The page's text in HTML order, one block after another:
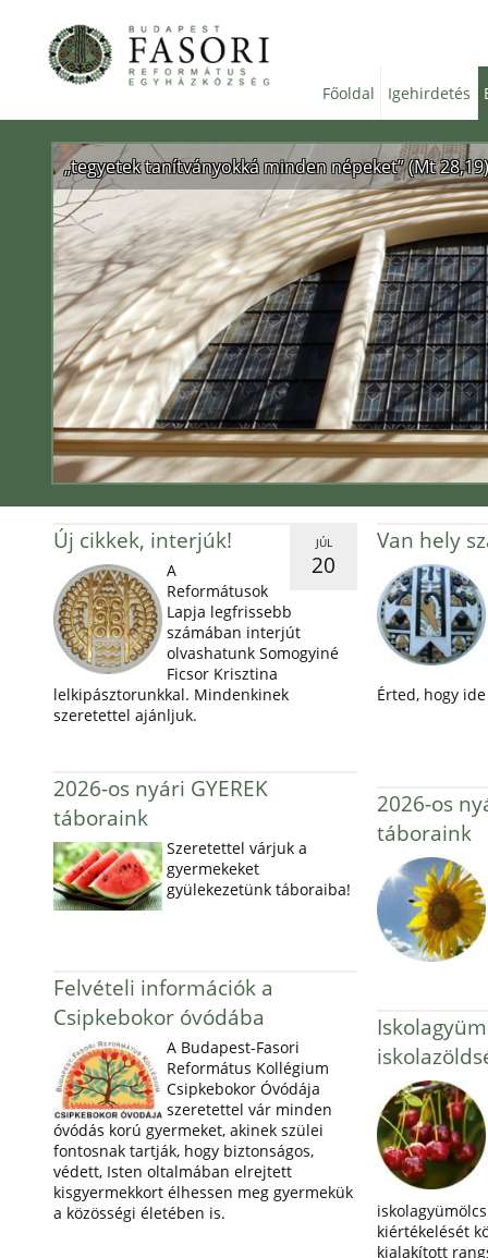
Főoldal Igehirdetés
„tegyetek tanítványokká minden népeket” (Mt 28,19)
JÚL
20
Új cikkek, interjúk!
A
Reformátusok
Lapja legfrissebb
számában interjút
olvashatunk Somogyiné
Ficsor Krisztina
lelkipásztorunkkal. Mindenkinek
szeretettel ajánljuk.
Van hely
Érted, hogy
2026-os nyári GYEREK
táboraink
Szeretettel várjuk a
gyermekeket
gyülekezetünk táboraiba!
2026-os
táboraink
Felvételi információk a
Csipkebokor óvódába
A Budapest-Fasori
Református Kollégium
Csipkebokor Óvódája
szeretettel vár minden
óvódás korú gyermeket, akinek szülei
fontosnak tartják, hogy biztonságos,
védett, Isten oltalmában elrejtett
kisgyermekkort élhessen meg gyermekük
a közösségi életében is.
kiértékelését
kialakított